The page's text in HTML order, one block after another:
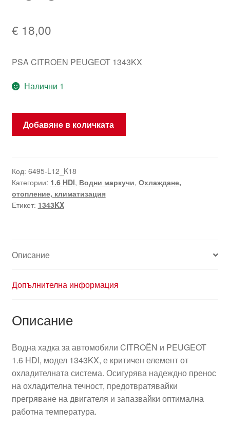
€ 18,00
PSA CITROEN PEUGEOT 1343KX
Налични 1
количество
Citroën
Peugeot
1.6
HDI
Добавяне в количката
Код: 6495-L12_K18
Категории: 1.6 HDI, Водни маркучи, Охлаждане,
отопление, климатизация
Етикет: 1343KX
Описание
Допълнителна информация
Описание
Водна хадка за автомобили CITROËN и PEUGEOT
1.6 HDI, модел 1343KX, е критичен елемент от
охладителната система. Осигурява надеждно пренос
на охладителна течност, предотвратявайки
прегряване на двигателя и запазвайки оптимална
работна температура.